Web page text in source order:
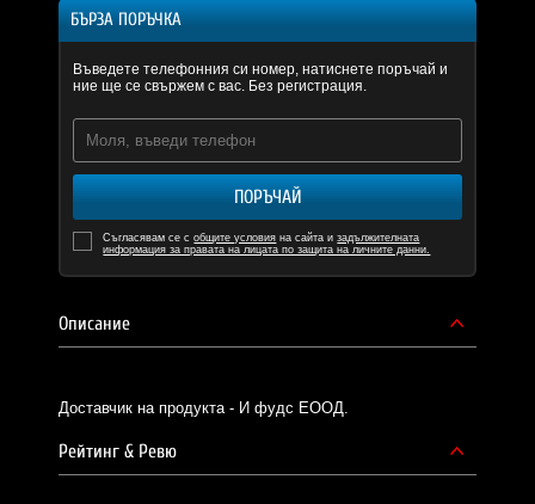
БЪРЗА ПОРЪЧКА
Въведете телефонния си номер, натиснете поръчай и
ние ще се свържем с вас. Без регистрация.
ПОРЪЧАЙ
Съгласявам се собщите условия на сайта изадължителната
информация за правата на лицата по защита на личните данни.
Описание
Доставчик на продукта - И фудс ЕООД.
Рейтинг & Ревю